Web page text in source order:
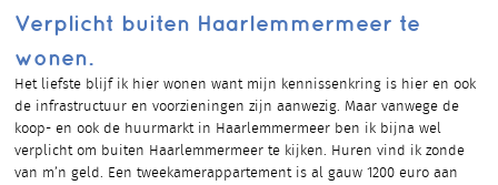
Verplicht buiten Haarlemmermeer te
wonen.
Het liefste blijf ik hier wonen want mijn kennissenkring is hier en ook
de infrastructuur en voorzieningen zijn aanwezig. Maar vanwege de
koop- en ook de huurmarkt in Haarlemmermeer ben ik bijna wel
verplicht om buiten Haarlemmermeer te kijken. Huren vind ik zonde
van m’n geld. Een tweekamerappartement is al gauw 1200 euro aan